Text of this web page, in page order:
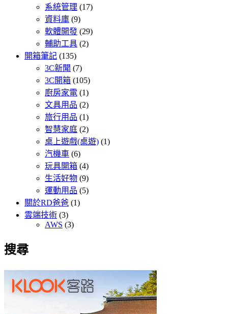
系統管理 (17)
資料庫 (9)
軟體開發 (29)
輔助工具 (2)
開箱筆記 (135)
3C新聞 (7)
3C開箱 (105)
廚房家電 (1)
文具用品 (2)
旅行用品 (1)
智慧家庭 (2)
桌上遊戲(桌遊) (1)
汽機車 (6)
玩具開箱 (4)
生活好物 (9)
運動用品 (5)
關於RD爸爸 (1)
雲端技術 (3)
AWS (3)
搜尋